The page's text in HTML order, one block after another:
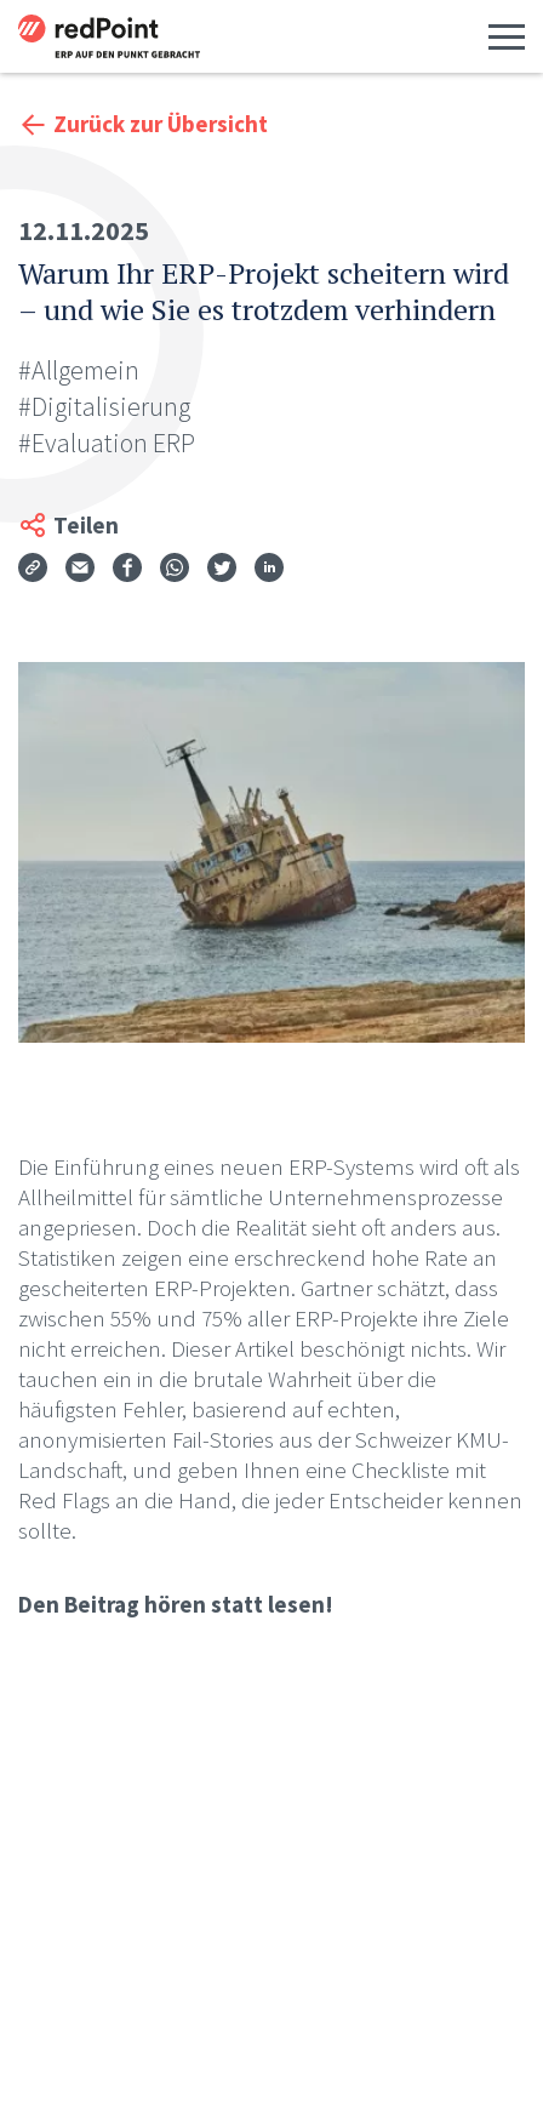
Zurück zur Übersicht
12.11.2025
Warum Ihr ERP-Projekt scheitern wird
– und wie Sie es trotzdem verhindern
#Allgemein
#Digitalisierung
#Evaluation ERP
Teilen
Via Mail teilen
Auf Facebook teilen
Auf WhatsApp teilen
Auf Twitter teilen
Auf LinkedIn teilen
Die Einführung eines neuen ERP-Systems wird oft als
Allheilmittel für sämtliche Unternehmensprozesse
angepriesen. Doch die Realität sieht oft anders aus.
Statistiken zeigen eine erschreckend hohe Rate an
gescheiterten ERP-Projekten. Gartner schätzt, dass
zwischen 55% und 75% aller ERP-Projekte ihre Ziele
nicht erreichen. Dieser Artikel beschönigt nichts. Wir
tauchen ein in die brutale Wahrheit über die
häufigsten Fehler, basierend auf echten,
anonymisierten Fail-Stories aus der Schweizer KMU-
Landschaft, und geben Ihnen eine Checkliste mit
Red Flags an die Hand, die jeder Entscheider kennen
sollte.
Den Beitrag hören statt lesen!